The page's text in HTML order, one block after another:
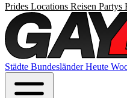
Prides Locations Reisen Partys
Städte BundesländerHeute